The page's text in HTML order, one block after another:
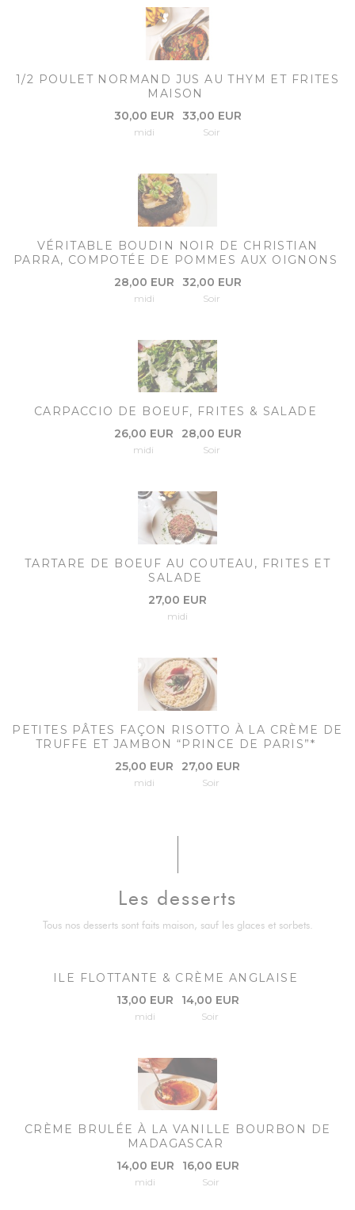
1/2 POULET NORMAND JUS AU THYM ET FRITES
MAISON
30,00 EUR
midi
33,00 EUR
Soir
VÉRITABLE BOUDIN NOIR DE CHRISTIAN
PARRA, COMPOTÉE DE POMMES AUX OIGNONS
28,00 EUR
midi
32,00 EUR
Soir
CARPACCIO DE BOEUF, FRITES & SALADE
26,00 EUR
midi
28,00 EUR
Soir
TARTARE DE BOEUF AU COUTEAU, FRITES ET
SALADE
27,00 EUR
midi
PETITES PÂTES FAÇON RISOTTO À LA CRÈME DE
TRUFFE ET JAMBON “PRINCE DE PARIS”*
25,00 EUR
midi
27,00 EUR
Soir
Les desserts
Tous nos desserts sont faits maison, sauf les glaces et sorbets.
ILE FLOTTANTE & CRÈME ANGLAISE
13,00 EUR
midi
14,00 EUR
Soir
CRÈME BRULÉE À LA VANILLE BOURBON DE
MADAGASCAR
14,00 EUR
midi
16,00 EUR
Soir